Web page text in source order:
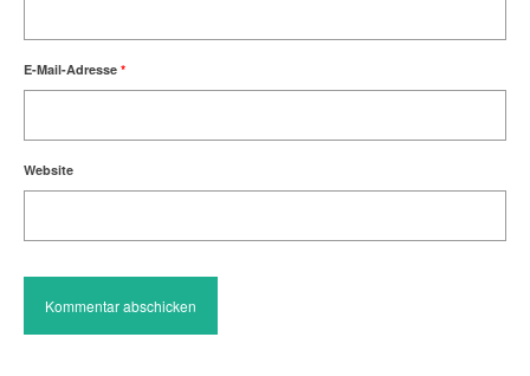
E-Mail-Adresse *
Website